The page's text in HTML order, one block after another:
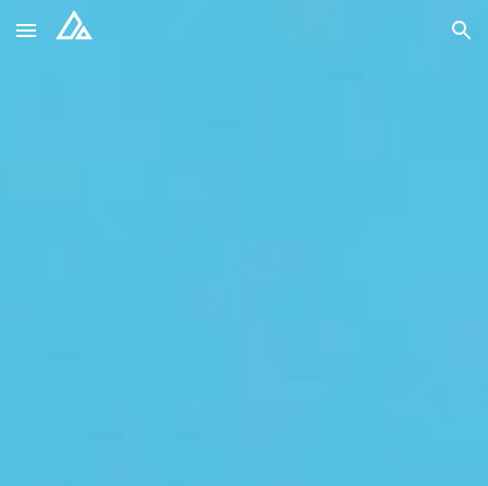
Skip to main content Skip to navigation